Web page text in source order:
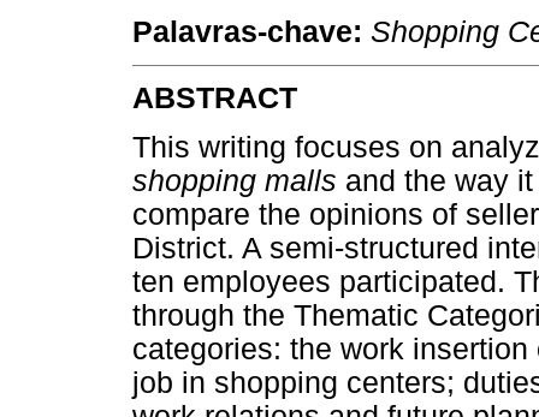
Palavras-chave: Shopping
ABSTRACT
This writing focuses on
shopping malls and the way
compare the opinions of
District. A semi-structured
ten employees participated.
through the Thematic
categories: the work
job in shopping centers;